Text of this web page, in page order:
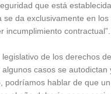
que está
da exclusivamente en
contractual”.
de los derechos
casos se
hablar de que